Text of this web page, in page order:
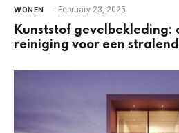
WONEN February 23, 2025
Kunststof gevelbekleding:
reiniging voor een stralend